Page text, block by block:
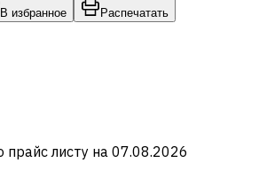
В избранное Распечатать
прайс листу на 07.08.2026